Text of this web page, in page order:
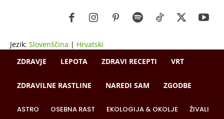
Jezik: Slovenščina | Hrvatski
ZDRAVJE
LEPOTA ZDRAVI RECEPTI VRT
ZDRAVILNE RASTLINE NAREDI SAM ZGODBE
ASTRO OSEBNA RAST EKOLOGIJA & OKOLJE ŽIVALI